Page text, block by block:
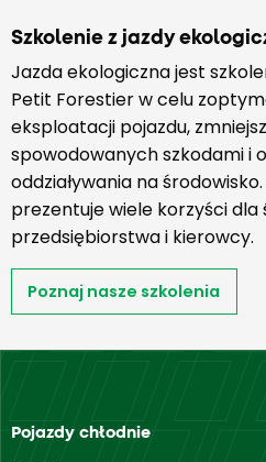
Szkolenie z jazdy
Jazda ekologiczna jest
Petit Forestier w celu
eksploatacji pojazdu,
spowodowanych szkodami i
oddziaływania na
prezentuje wiele korzyści dla
przedsiębiorstwa i kierowcy.
Poznaj nasze szkolenia
Pojazdy chłodnie